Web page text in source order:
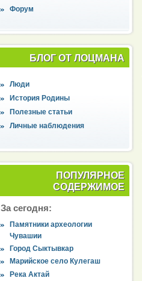
Форум
БЛОГ ОТ ЛОЦМАНА
Люди
История Родины
Полезные статьи
Личные наблюдения
ПОПУЛЯРНОЕ
СОДЕРЖИМОЕ
За сегодня:
Памятники археологии
Чувашии
Город Сыктывкар
Марийское село Кулегаш
Река Актай